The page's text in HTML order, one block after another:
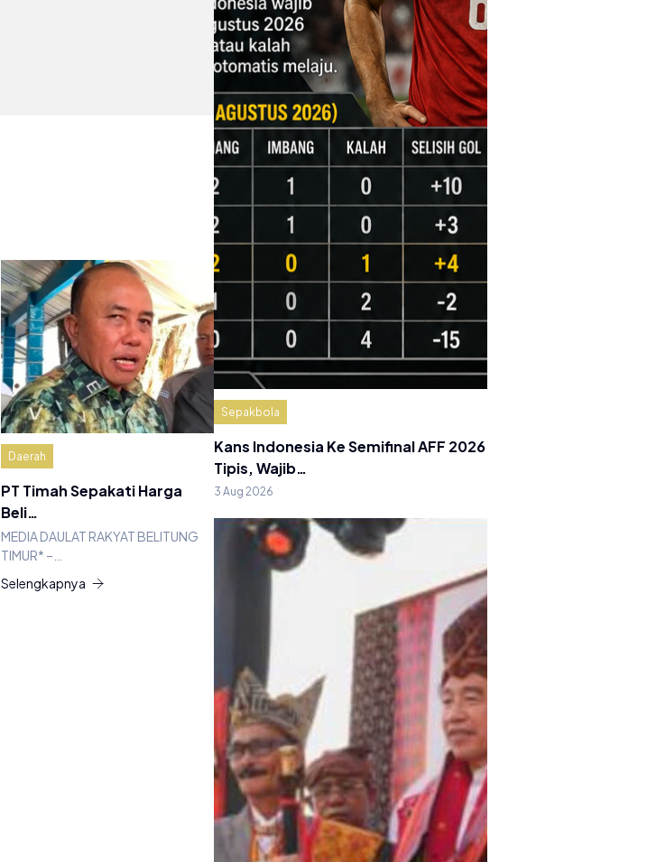
Daerah
PT Timah Sepakati Harga
Beli…
MEDIA DAULAT RAKYAT BELITUNG
TIMUR* –…
Selengkapnya
Sepakbola
Kans Indonesia Ke Semifinal AFF 2026
Tipis, Wajib…
3 Aug 2026